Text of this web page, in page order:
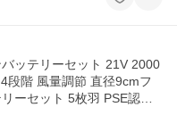
ッテリーセット 21V 2000
段階 風量調節 直径9cmフ
ーセット 5枚羽 PSE認証